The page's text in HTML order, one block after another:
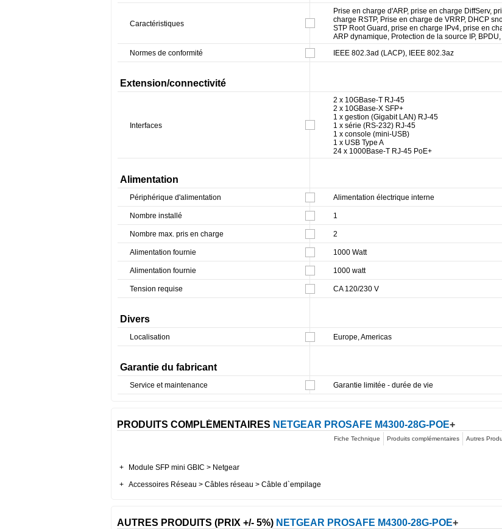
Caractéristiques
Prise en charge d'ARP, prise en charge DiffServ,
charge RSTP, Prise en charge de VRRP, DHCP
STP Root Guard, prise en charge IPv4, prise en
ARP dynamique, Protection de la source IP, BPDU,
Normes de conformité
IEEE 802.3ad (LACP), IEEE 802.3az
Extension/connectivité
Interfaces
2 x 10GBase-T RJ-45
2 x 10GBase-X SFP+
1 x gestion (Gigabit LAN) RJ-45
1 x série (RS-232) RJ-45
1 x console (mini-USB)
1 x USB Type A
24 x 1000Base-T RJ-45 PoE+
Alimentation
Périphérique d'alimentation Alimentation électrique interne
Nombre installé 1
Nombre max. pris en charge 2
Alimentation fournie 1000 Watt
Alimentation fournie 1000 watt
Tension requise CA 120/230 V
Divers
Localisation Europe, Americas
Garantie du fabricant
Service et maintenance Garantie limitée - durée de vie
PRODUITS COMPLÉMENTAIRES NETGEAR PROSAFE M4300-28G-POE+
Fiche Technique Produits complémentaires Autres
+
Module SFP mini GBIC > Netgear
+ Accessoires Réseau > Câbles réseau > Câble d`empilage
AUTRES PRODUITS (PRIX +/- 5%) NETGEAR PROSAFE M4300-28G-POE+